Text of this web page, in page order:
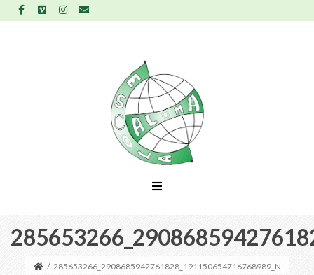
/ 285653266_2908685942761828_191150654716768989_N